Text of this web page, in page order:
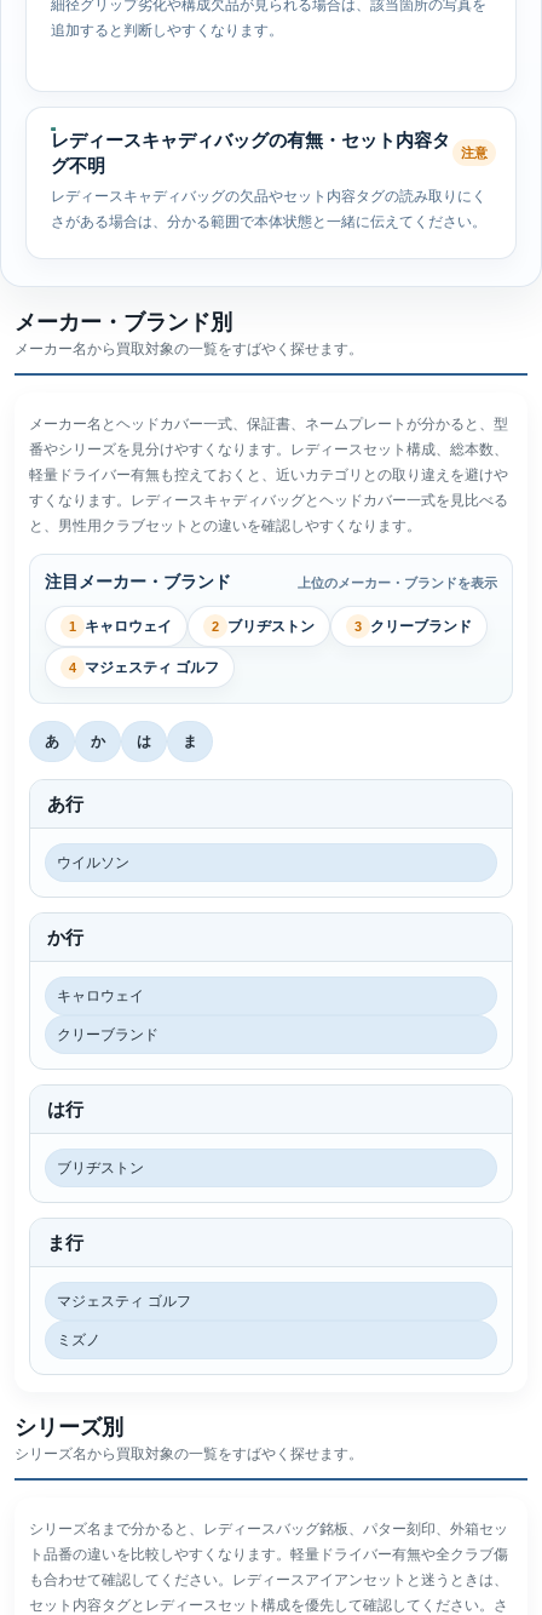
細径グリップ劣化や構成欠品が見られる場合は、該当箇所の写真を
追加すると判断しやすくなります。
レディースキャディバッグの有無・セット内容タ
グ不明
注意
レディースキャディバッグの欠品やセット内容タグの読み取りにく
さがある場合は、分かる範囲で本体状態と一緒に伝えてください。
メーカー・ブランド別
メーカー名から買取対象の一覧をすばやく探せます。
メーカー名とヘッドカバー一式、保証書、ネームプレートが分かると、型
番やシリーズを見分けやすくなります。レディースセット構成、総本数、
軽量ドライバー有無も控えておくと、近いカテゴリとの取り違えを避けや
すくなります。レディースキャディバッグとヘッドカバー一式を見比べる
と、男性用クラブセットとの違いを確認しやすくなります。
注目メーカー・ブランド 上位のメーカー・ブランドを表示
1 キャロウェイ 2 ブリヂストン 3 クリーブランド
4 マジェスティ ゴルフ
あ か は ま
あ行
ウイルソン
か行
キャロウェイ
クリーブランド
は行
ブリヂストン
ま行
マジェスティ ゴルフ
ミズノ
シリーズ別
シリーズ名から買取対象の一覧をすばやく探せます。
シリーズ名まで分かると、レディースバッグ銘板、パター刻印、外箱セッ
ト品番の違いを比較しやすくなります。軽量ドライバー有無や全クラブ傷
も合わせて確認してください。レディースアイアンセットと迷うときは、
セット内容タグとレディースセット構成を優先して確認してください。さ